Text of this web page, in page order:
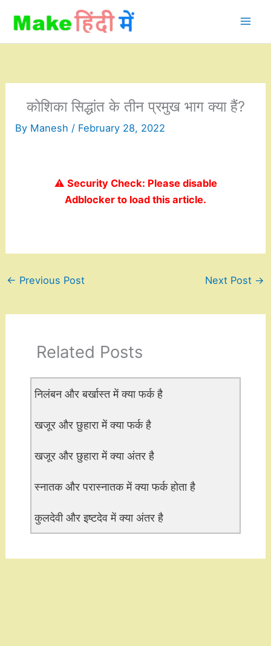
content
कोशिका सिद्धांत के तीन प्रमुख भाग क्या हैं?
By Manesh / February 28, 2022
⚠️ Security Check: Please disable
Adblocker to load this article.
← Previous Post Next Post →
Related Posts
निलंबन और बर्खास्त में क्या फर्क है
खजूर और छुहारा में क्या फर्क है
खजूर और छुहारा में क्या अंतर है
स्नातक और परास्नातक में क्या फर्क होता है
कुलदेवी और इष्टदेव में क्या अंतर है